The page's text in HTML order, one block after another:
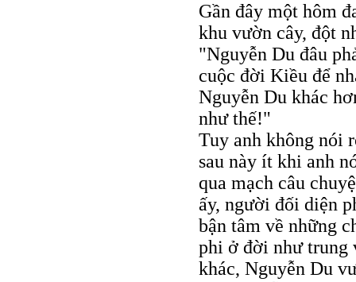
Gần đây một hôm
khu vườn cây, đột
"Nguyễn Du đâu
cuộc đời Kiều để
Nguyễn Du khác
như thế!"
Tuy anh không nói
sau này ít khi anh
qua mạch câu
ấy, người đối diện
bận tâm về những
phi ở đời như trung
khác, Nguyễn Du